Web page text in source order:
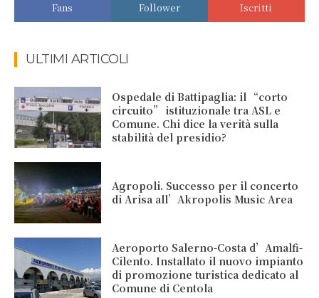
Fans Follower Iscritti
ULTIMI ARTICOLI
Ospedale di Battipaglia: il “corto
circuito” istituzionale tra ASL e
Comune. Chi dice la verità sulla
stabilità del presidio?
Agropoli. Successo per il concerto
di Arisa all’Akropolis Music Area
Aeroporto Salerno-Costa d’Amalfi-
Cilento. Installato il nuovo impianto
di promozione turistica dedicato al
Comune di Centola